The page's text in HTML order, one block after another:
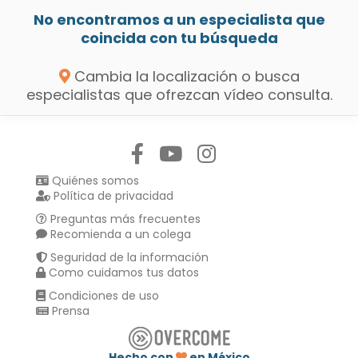
No encontramos a un especialista que
coincida con tu búsqueda
Cambia la localización o busca
especialistas que ofrezcan vídeo consulta.
Quiénes somos
Política de privacidad
Preguntas más frecuentes
Recomienda a un colega
Seguridad de la información
Como cuidamos tus datos
Condiciones de uso
Prensa